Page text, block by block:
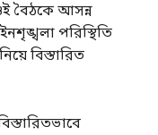
বৈঠকে আসন্ন
পরিস্থিতি
বিস্তারিত